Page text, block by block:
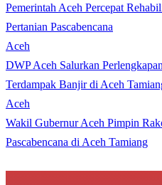
Pemerintah Aceh Percepat
Pertanian Pascabencana
Aceh
DWP Aceh Salurkan
Terdampak Banjir di Aceh
Aceh
Wakil Gubernur Aceh Pimpin
Pascabencana di Aceh Tamiang